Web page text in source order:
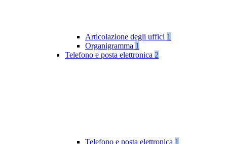
Articolazione degli uffici 1
Organigramma 1
Telefono e posta elettronica 2
Telefono e posta elettronica 1